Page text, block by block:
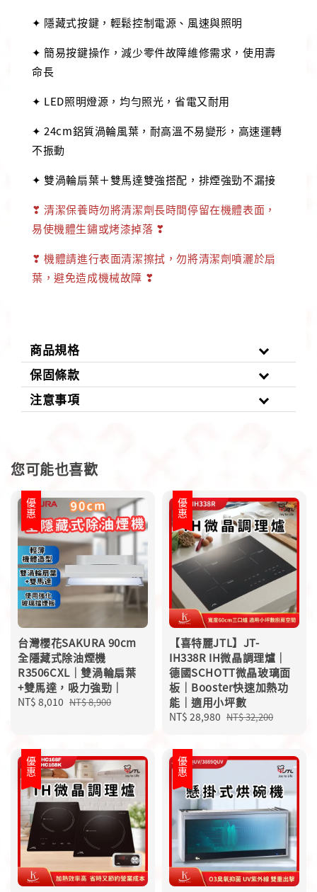
✦ 隱藏式按鍵，輕鬆控制電源、風速與照明
✦ 簡易按鍵操作，減少零件故障維修需求，使用壽
命長
✦ LED照明燈源，均勻照光，省電又耐用
✦ 24cm鋁質渦輪風葉，耐高溫不易變形，高速運轉
不振動
✦ 雙渦輪扇葉＋雙馬達雙強搭配，排煙強勁不漏接
❣ 清潔保養時勿將清潔劑長時間停留在機體表面，
易使機體生鏽或烤漆掉落 ❣
❣ 機體請進行表面清潔擦拭，勿將清潔劑噴灑於扇
葉，避免造成機械故障 ❣
商品規格
保固條款
注意事項
您可能也喜歡
優惠
台灣櫻花SAKURA 90cm
全隱藏式除油煙機
R3506CXL｜雙渦輪扇葉
+雙馬達，吸力強勁｜
Sale
NT$ 8,010 Regular
NT$ 8,900
優惠
【喜特麗JTL】JT-
IH338R IH微晶調理爐｜
德國SCHOTT微晶玻璃面
板｜Booster快速加熱功
能｜適用小坪數
Sale
NT$ 28,980 Regular
NT$ 32,200
優惠 優惠